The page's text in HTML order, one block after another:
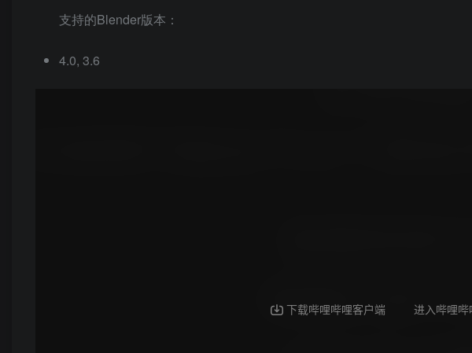
支持的Blender版本：
4.0, 3.6